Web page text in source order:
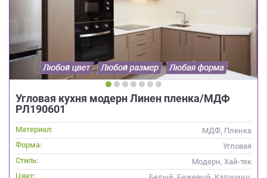
Угловая кухня модерн Линен пленка/МДФ
РЛ190601
Материал:
МДФ, Пленка
Форма:
Угловая
Стиль:
Модерн, Хай-тек
Цвет: